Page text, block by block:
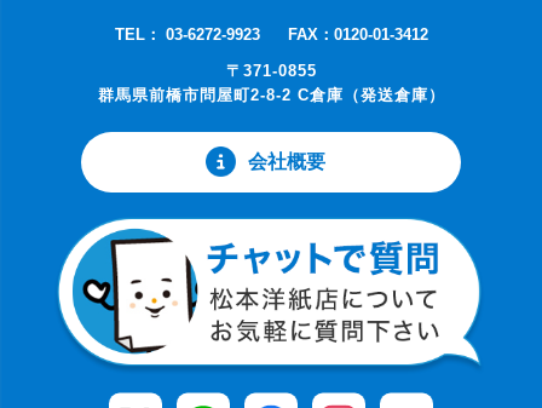
TEL： 03-6272-9923
FAX：0120-01-3412
〒371-0855
群馬県前橋市問屋町2-8-2 C倉庫（発送倉庫）
会社概要